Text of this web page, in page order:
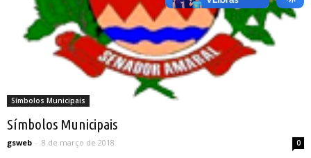
Símbolos Municipais
Símbolos Municipais
gsweb - 8 de março de 2018 0